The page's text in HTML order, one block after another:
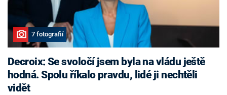
7 fotografií
Decroix: Se svoločí jsem byla na vládu ještě
hodná. Spolu říkalo pravdu, lidé ji nechtěli
vidět